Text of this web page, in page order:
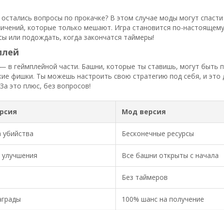
вопросы по прокачке? В этом случае моды могут
которые только мешают. Игра становится по-
или подождать, когда закончатся таймеры!
в геймплейной части. Башни, которые ты ставишь, могут быть
фишки. Ты можешь настроить свою стратегию под себя, и
это плюс, без вопросов!
Мод версия
убийства Бесконечные ресурсы
Все башни открыты с начала
Без таймеров
100% шанс на получение